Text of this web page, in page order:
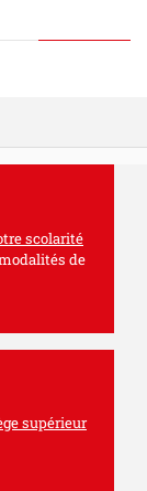
scolarité
de
supérieur